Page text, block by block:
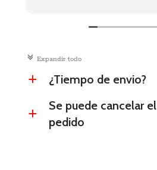
c Expandir todo
a ¿Tiempo de envio?
a
Se puede cancelar el
pedido